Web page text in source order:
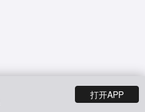
打开APP